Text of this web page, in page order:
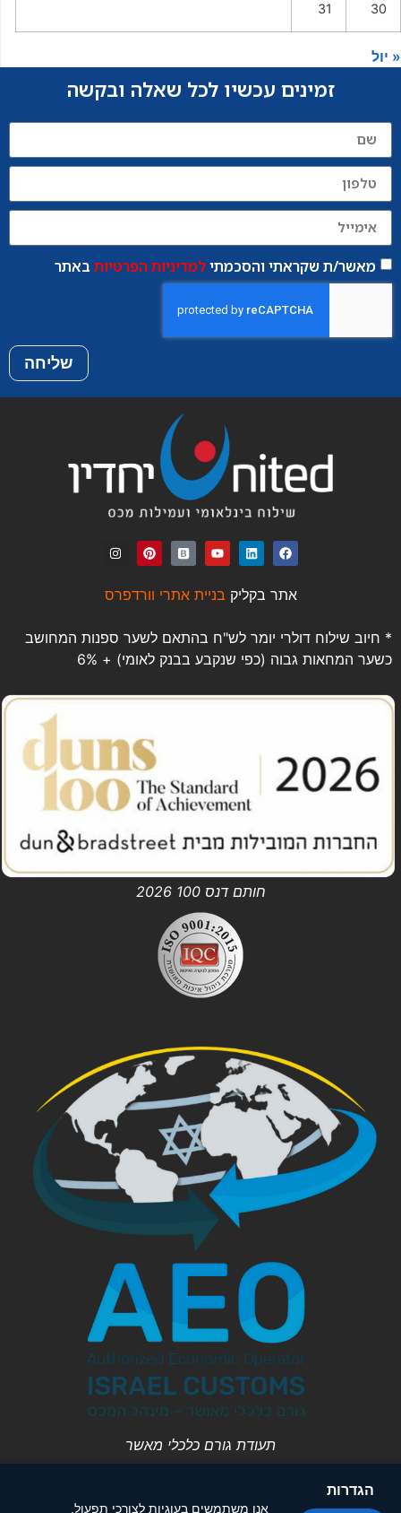
30
31
« יול
זמינים עכשיו לכל שאלה ובקשה
מאשר/ת שקראתי והסכמתילמדיניות הפרטיותבאתר
שליחה
אתר בקליק בניית אתרי וורדפרס
* חיוב שילוח דולרי יומר לש"ח בהתאם לשער ספנות המחושב
כשער המחאות גבוה (כפי שנקבע בבנק לאומי) + 6%
חותם דנס 100 2026
תעודת גורם כלכלי מאשר
אנו משתמשים בעוגיות לצורכי תפעול,
הגדרות